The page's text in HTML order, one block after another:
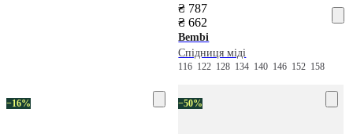
₴ 787
₴ 662
Bembi
Спідниця міді
116 122 128 134 140 146 152 158
−16% −50%